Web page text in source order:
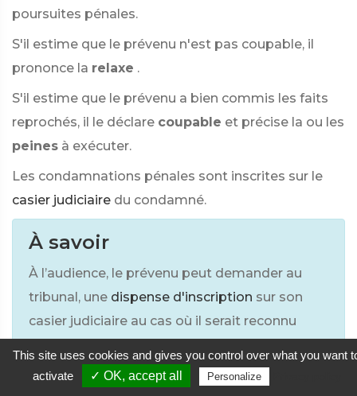
poursuites pénales.
S'il estime que le prévenu n'est pas coupable, il
prononce la relaxe .
S'il estime que le prévenu a bien commis les faits
reprochés, il le déclare coupable et précise la ou les
peines à exécuter.
Les condamnations pénales sont inscrites sur le
casier judiciaire du condamné.
À savoir
À l’audience, le prévenu peut demander au
tribunal, une dispense d'inscription sur son
casier judiciaire au cas où il serait reconnu
This site uses cookies and gives you control over what you want
activate
✓ OK, accept all Personalize